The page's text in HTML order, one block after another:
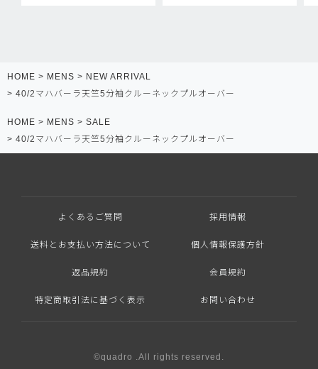
HOME MENS
NEW ARRIVAL
40/2マハバーラ天竺5分袖クルーネックプルオーバー
HOME MENS
SALE
40/2マハバーラ天竺5分袖クルーネックプルオーバー
よくあるご質問 採用情報
送料とお支払い方法について 個人情報保護方針
返品規約 会員規約
特定商取引法に基づく表示 お問い合わせ
©quadro .All rights reserved.